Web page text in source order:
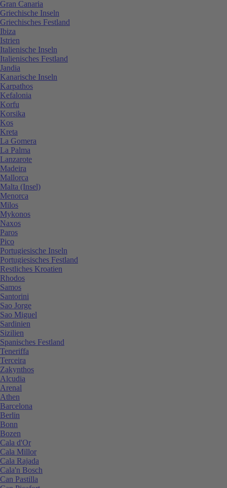
Gran Canaria
Griechische Inseln
Griechisches Festland
Ibiza
Istrien
Italienische Inseln
Italienisches Festland
Jandia
Kanarische Inseln
Karpathos
Kefalonia
Korfu
Korsika
Kos
Kreta
La Gomera
La Palma
Lanzarote
Madeira
Mallorca
Malta (Insel)
Menorca
Milos
Mykonos
Naxos
Paros
Pico
Portugiesische Inseln
Portugiesisches Festland
Restliches Kroatien
Rhodos
Samos
Santorini
Sao Jorge
Sao Miguel
Sardinien
Sizilien
Spanisches Festland
Teneriffa
Terceira
Zakynthos
Alcudia
Arenal
Athen
Barcelona
Berlin
Bonn
Bozen
Cala d'Or
Cala Millor
Cala Rajada
Cala'n Bosch
Can Pastilla